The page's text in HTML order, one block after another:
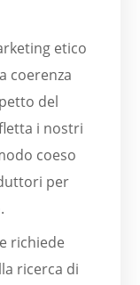
etico
coerenza
del
i nostri
coeso
per
richiede
ricerca di